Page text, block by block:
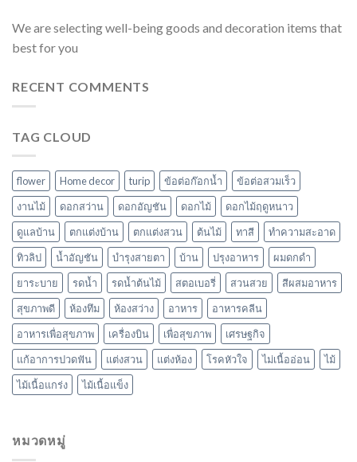
We are selecting well-being goods and decoration items that
best for you
RECENT COMMENTS
TAG CLOUD
flower Home decor turip ข้อต่อก๊อกน้ำ
ข้อต่อสวมเร็ว
งานไม้
ดอกสว่าน ดอกอัญชัน ดอกไม้
ดอกไม้ฤดูหนาว
ดูแลบ้าน
ตกแต่งบ้าน ตกแต่งสวน ต้นไม้ ทาสี
ทำความสะอาด
ทิวลิป
น้ำอัญชัน บำรุงสายตา บ้าน ปรุงอาหาร
ผมดกดำ
ยาระบาย
รดน้ำ รดน้ำต้นไม้ สตอเบอรี่ สวนสวย
สีผสมอาหาร
สุขภาพดี
ห้องทึม ห้องสว่าง อาหาร
อาหารคลีน
อาหารเพื่อสุขภาพ
เครื่องบิน เพื่อสุขภาพ
เศรษฐกิจ
แก้อาการปวดฟัน
แต่งสวน แต่งห้อง โรคหัวใจ ไม่เนื้ออ่อน
ไม้
ไม้เนื้อแกร่ง
ไม้เนื้อแข็ง
หมวดหมู่